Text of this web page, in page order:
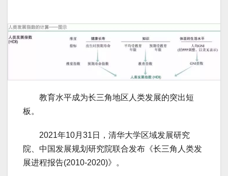
教育水平成为长三角地区人类发展的突出短
板。
2021年10月31日，清华大学区域发展研究
院、中国发展规划研究院联合发布《长三角人类发
展进程报告(2010-2020)》。